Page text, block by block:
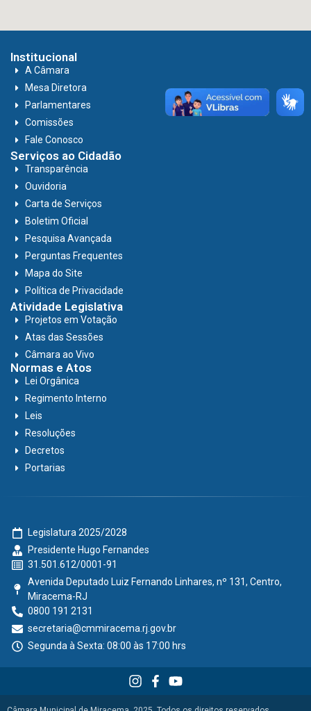
Institucional
A Câmara
Mesa Diretora
Parlamentares
Comissões
Fale Conosco
Serviços ao Cidadão
Transparência
Ouvidoria
Carta de Serviços
Boletim Oficial
Pesquisa Avançada
Perguntas Frequentes
Mapa do Site
Política de Privacidade
Atividade Legislativa
Projetos em Votação
Atas das Sessões
Câmara ao Vivo
Normas e Atos
Lei Orgânica
Regimento Interno
Leis
Resoluções
Decretos
Portarias
Legislatura 2025/2028
Presidente Hugo Fernandes
31.501.612/0001-91
Avenida Deputado Luiz Fernando Linhares, nº 131, Centro,
Miracema-RJ
0800 191 2131
secretaria@cmmiracema.rj.gov.br
Segunda à Sexta: 08:00 às 17:00 hrs